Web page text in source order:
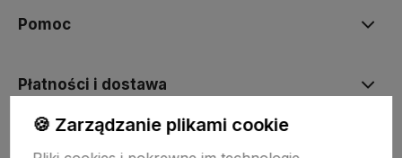
Pomoc
Płatności i dostawa
🍪 Zarządzanie plikami cookie